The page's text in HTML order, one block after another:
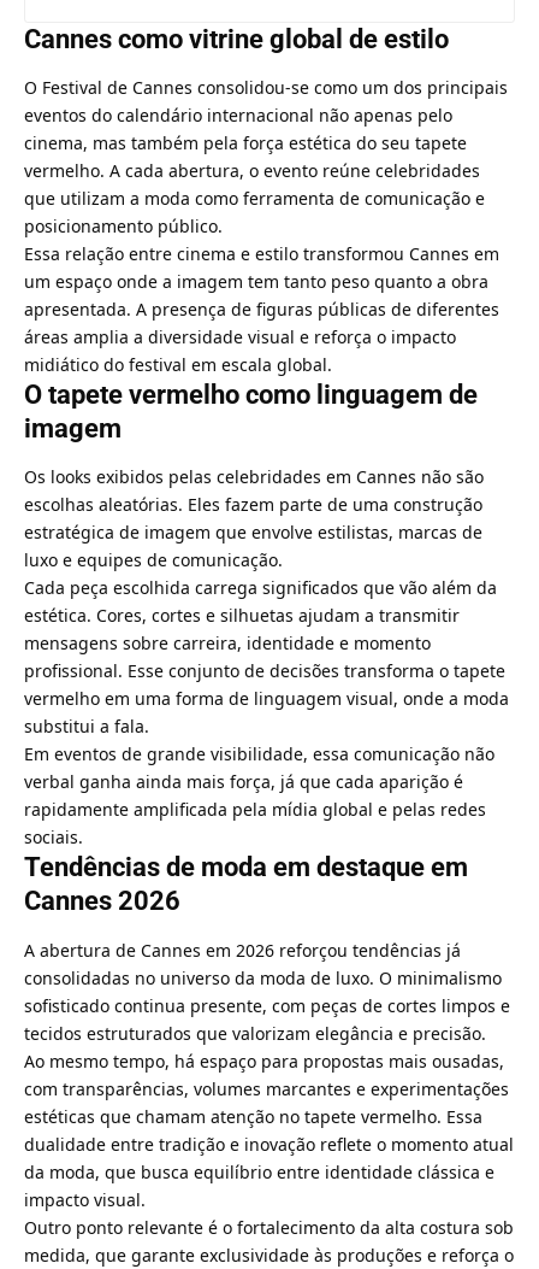
Cannes como vitrine global de estilo
O Festival de Cannes consolidou-se como um dos principais
eventos do calendário internacional não apenas pelo
cinema, mas também pela força estética do seu tapete
vermelho. A cada abertura, o evento reúne celebridades
que utilizam a moda como ferramenta de comunicação e
posicionamento público.
Essa relação entre cinema e estilo transformou Cannes em
um espaço onde a imagem tem tanto peso quanto a obra
apresentada. A presença de figuras públicas de diferentes
áreas amplia a diversidade visual e reforça o impacto
midiático do festival em escala global.
O tapete vermelho como linguagem de
imagem
Os looks exibidos pelas celebridades em Cannes não são
escolhas aleatórias. Eles fazem parte de uma construção
estratégica de imagem que envolve estilistas, marcas de
luxo e equipes de comunicação.
Cada peça escolhida carrega significados que vão além da
estética. Cores, cortes e silhuetas ajudam a transmitir
mensagens sobre carreira, identidade e momento
profissional. Esse conjunto de decisões transforma o tapete
vermelho em uma forma de linguagem visual, onde a moda
substitui a fala.
Em eventos de grande visibilidade, essa comunicação não
verbal ganha ainda mais força, já que cada aparição é
rapidamente amplificada pela mídia global e pelas redes
sociais.
Tendências de moda em destaque em
Cannes 2026
A abertura de Cannes em 2026 reforçou tendências já
consolidadas no universo da moda de luxo. O minimalismo
sofisticado continua presente, com peças de cortes limpos e
tecidos estruturados que valorizam elegância e precisão.
Ao mesmo tempo, há espaço para propostas mais ousadas,
com transparências, volumes marcantes e experimentações
estéticas que chamam atenção no tapete vermelho. Essa
dualidade entre tradição e inovação reflete o momento atual
da moda, que busca equilíbrio entre identidade clássica e
impacto visual.
Outro ponto relevante é o fortalecimento da alta costura sob
medida, que garante exclusividade às produções e reforça o